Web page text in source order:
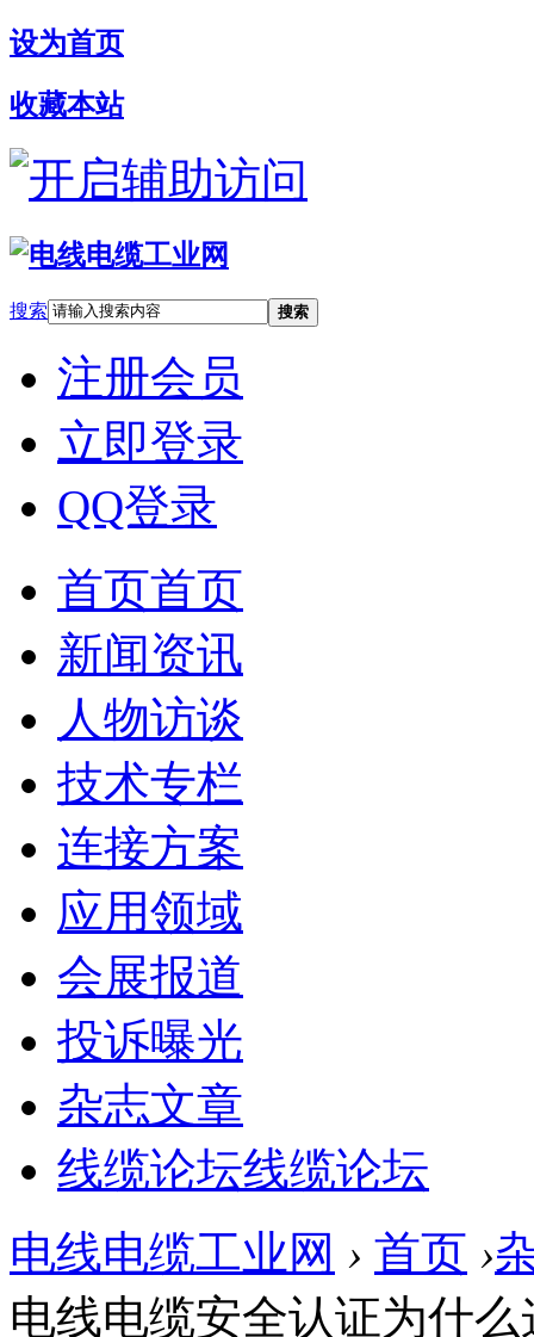
设为首页
收藏本站
开启辅助访问
搜索 搜索
注册会员
立即登录
QQ登录
首页首页
新闻资讯
人物访谈
技术专栏
连接方案
应用领域
会展报道
投诉曝光
杂志文章
线缆论坛线缆论坛
电线电缆工业网 › 首页 ›
电线电缆安全认证为什